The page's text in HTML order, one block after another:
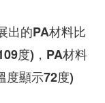
出的PA材料比
度)，PA材料
度顯示72度)